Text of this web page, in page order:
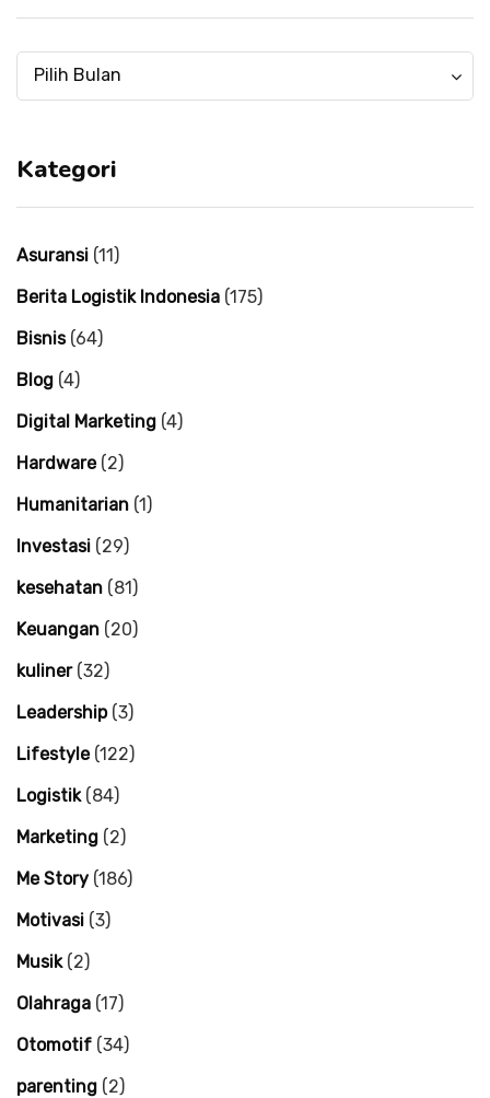
Menulis
mulai
2004
Pilih Bulan
Menulis
mulai
2004
Kategori
Asuransi (11)
Berita Logistik Indonesia (175)
Bisnis(64)
Blog (4)
Digital Marketing (4)
Hardware(2)
Humanitarian (1)
Investasi (29)
kesehatan (81)
Keuangan (20)
kuliner(32)
Leadership(3)
Lifestyle(122)
Logistik(84)
Marketing (2)
Me Story (186)
Motivasi (3)
Musik(2)
Olahraga (17)
Otomotif (34)
parenting (2)